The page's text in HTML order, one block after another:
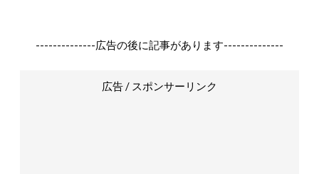
--------------広告の後に記事があります--------------
広告 / スポンサーリンク